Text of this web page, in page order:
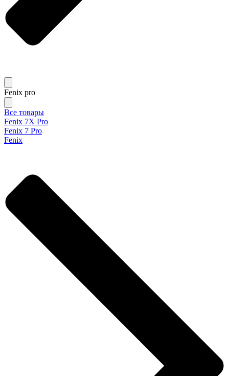
Fenix pro
Все товары
Fenix 7X Pro
Fenix 7 Pro
Fenix